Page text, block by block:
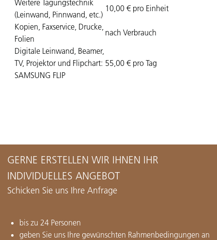
Weitere Tagungstechnik
(Leinwand, Pinnwand, etc.)
10,00 € pro Einheit
Kopien, Faxservice, Drucke,
Folien
nach Verbrauch
Digitale Leinwand, Beamer,
TV, Projektor und Flipchart:
SAMSUNG FLIP
55,00 € pro Tag
GERNE ERSTELLEN WIR IHNEN IHR
INDIVIDUELLES ANGEBOT
Schicken Sie uns Ihre Anfrage
bis zu 24 Personen
geben Sie uns Ihre gewünschten Rahmenbedingungen an